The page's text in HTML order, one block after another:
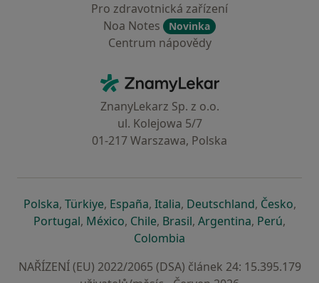
Pro zdravotnická zařízení
Noa Notes
Novinka
Centrum nápovědy
ZnamyLekar - Hlavní stránka
ZnanyLekarz Sp. z o.o.
ul. Kolejowa 5/7
01-217 Warszawa, Polska
Polskase otevře v nové záložce
, Türkiyese otevře v nové záložce
, Españase otevře v nové záložce
, Italiase otevře v nové záložce
, Deutschlandse otevře v
, Českose
,
Portugalse otevře v nové záložce
, Méxicose otevře v nové záložce
, Chilese otevře v nové záložce
, Brasilse otevře v nové
, Argentinase otevře v
, Perúse
,
Colombia
NAŘÍZENÍ (EU) 2022/2065 (DSA) článek 24: 15.395.179